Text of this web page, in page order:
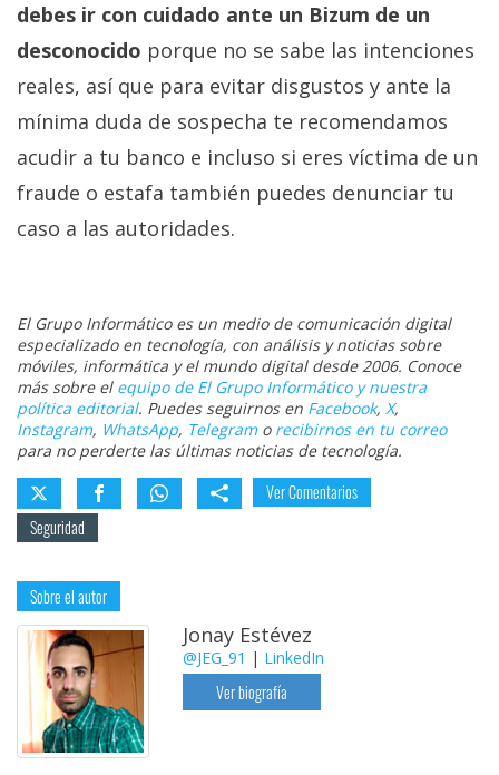
debes ir con cuidado ante un Bizum de un
desconocido porque no se sabe las intenciones
reales, así que para evitar disgustos y ante la
mínima duda de sospecha te recomendamos
acudir a tu banco e incluso si eres víctima de un
fraude o estafa también puedes denunciar tu
caso a las autoridades.
El Grupo Informático es un medio de comunicación digital
especializado en tecnología, con análisis y noticias sobre
móviles, informática y el mundo digital desde 2006. Conoce
más sobre el equipo de El Grupo Informático y nuestra
política editorial. Puedes seguirnos en Facebook, X,
Instagram, WhatsApp, Telegramo recibirnos en tu correo
para no perderte las últimas noticias de tecnología.
Ver Comentarios
Seguridad
Sobre el autor
Jonay Estévez
@JEG_91 | LinkedIn
Ver biografía